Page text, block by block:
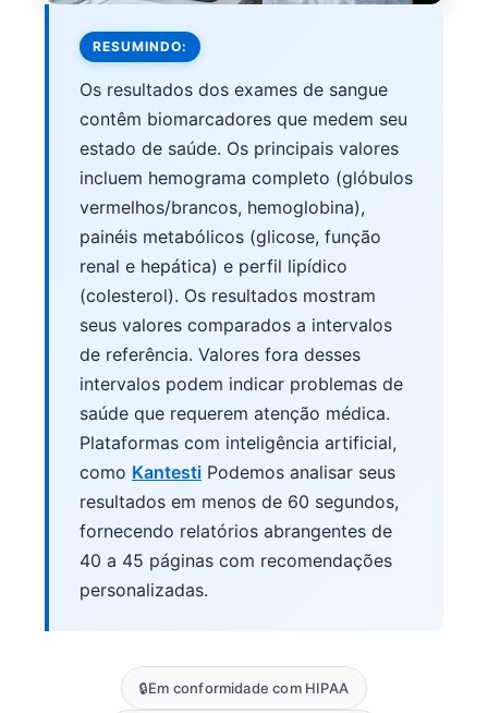
RESUMINDO:
Os resultados dos exames de sangue
contêm biomarcadores que medem seu
estado de saúde. Os principais valores
incluem hemograma completo (glóbulos
vermelhos/brancos, hemoglobina),
painéis metabólicos (glicose, função
renal e hepática) e perfil lipídico
(colesterol). Os resultados mostram
seus valores comparados a intervalos
de referência. Valores fora desses
intervalos podem indicar problemas de
saúde que requerem atenção médica.
Plataformas com inteligência artificial,
como Kantesti Podemos analisar seus
resultados em menos de 60 segundos,
fornecendo relatórios abrangentes de
40 a 45 páginas com recomendações
personalizadas.
🔒Em conformidade com HIPAA